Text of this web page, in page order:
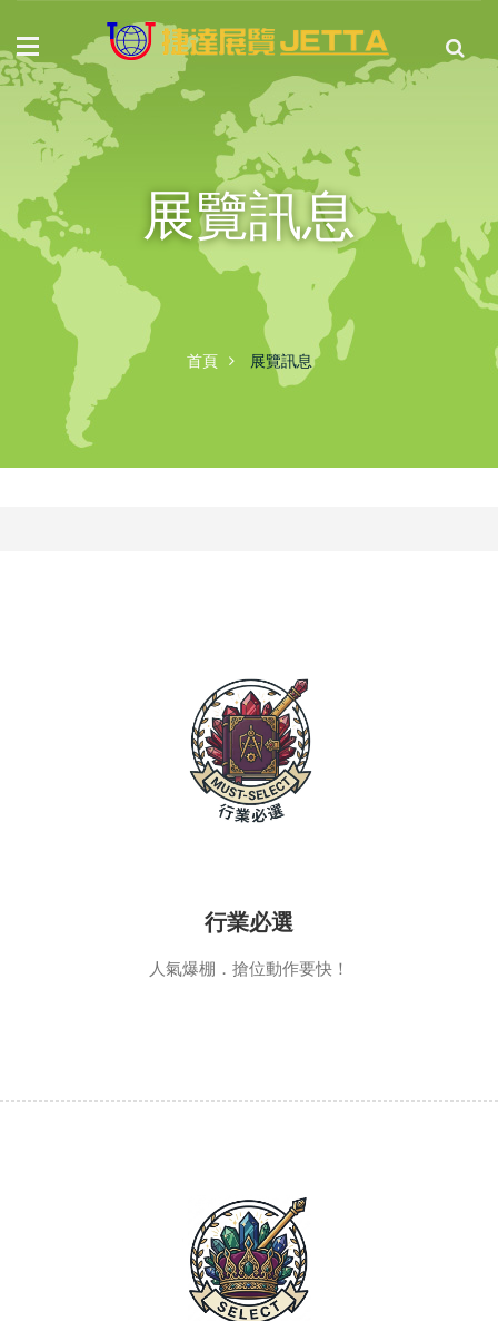
展覽訊息
首頁 展覽訊息
行業必選
人氣爆棚．搶位動作要快！